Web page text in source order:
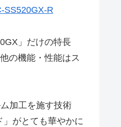
SS520GX-R
」だけの特長
の機能・性能はス
加工を施す技術
がとても華やかに